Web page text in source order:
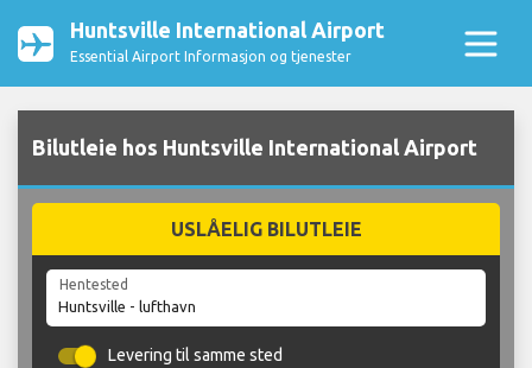
Huntsville International Airport
Essential Airport Informasjon og tjenester
Bilutleie hos Huntsville International Airport
USLÅELIG BILUTLEIE
Hentested
Levering til samme sted